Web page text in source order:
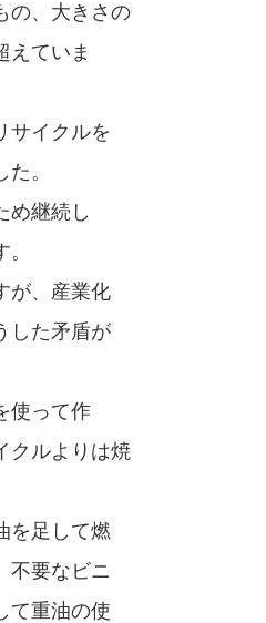
の、大きさの
えていま
サイクルを
。
め継続し
が、産業化
した矛盾が
使って作
クルよりは焼
を足して燃
不要なビニ
て重油の使